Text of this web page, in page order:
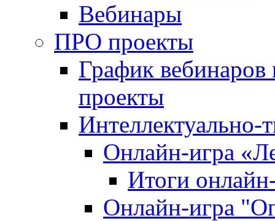
Вебинары
ПРО проекты
График
проекты
Интеллектуально-
Онлайн-игра
Итоги
Онлайн-игра